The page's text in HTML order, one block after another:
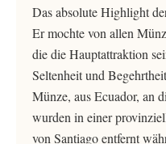
Das absolute Highlight
Er mochte von allen
die die Hauptattraktion
Seltenheit und
Münze, aus Ecuador, an
wurden in einer
von Santiago entfernt